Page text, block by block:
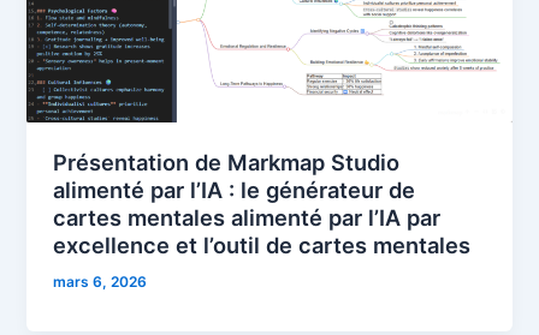
Présentation de Markmap Studio
alimenté par l’IA : le générateur de
cartes mentales alimenté par l’IA par
excellence et l’outil de cartes mentales
mars 6, 2026